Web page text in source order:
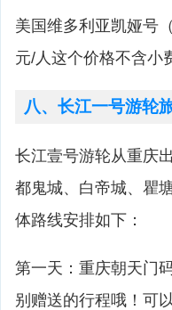
美国维多利亚凯娅号
元/人这个价格不含小
八、长江一号游轮
长江壹号游轮从重庆
都鬼城、白帝城、瞿
体路线安排如下：
第一天：重庆朝天门
别赠送的行程哦！可